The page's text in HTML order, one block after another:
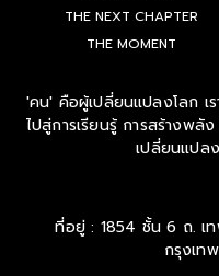
THE NEXT CHAPTER
THE MOMENT
'คน' คือผู้เปลี่ยนแปลงโลก เ
ไปสู่การเรียนรู้ การสร้างพลั
เปลี่ยนแปล
ที่อยู่ : 1854 ชั้น 6 ถ. เ
กรุงเท